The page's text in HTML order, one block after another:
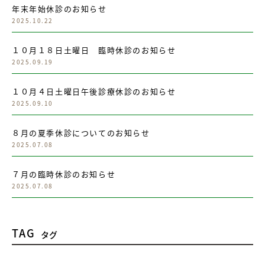
年末年始休診のお知らせ
2025.10.22
１０月１８日土曜日 臨時休診のお知らせ
2025.09.19
１０月４日土曜日午後診療休診のお知らせ
2025.09.10
８月の夏季休診についてのお知らせ
2025.07.08
７月の臨時休診のお知らせ
2025.07.08
TAG タグ